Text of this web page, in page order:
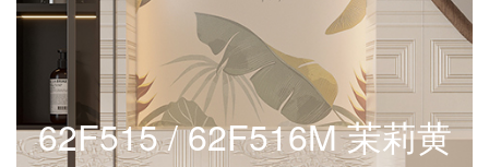
62F515 / 62F516M 茉莉黄